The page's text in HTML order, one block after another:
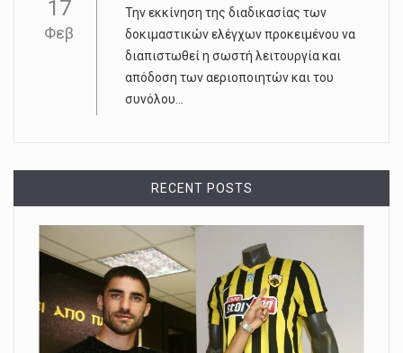
17
Φεβ
Την εκκίνηση της διαδικασίας των
δοκιμαστικών ελέγχων προκειμένου να
διαπιστωθεί η σωστή λειτουργία και
απόδοση των αεριοποιητών και του
συνόλου...
RECENT POSTS